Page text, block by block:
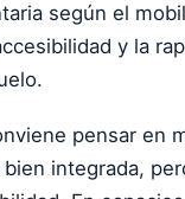
según el
y la
pensar en
integrada,